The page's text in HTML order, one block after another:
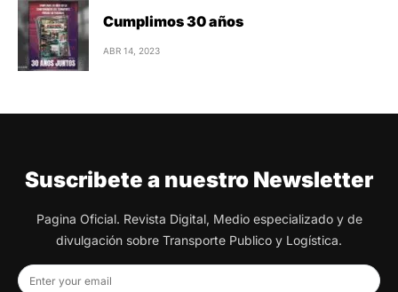
Cumplimos 30 años
ABR 14, 2023
Suscribete a nuestro Newsletter
Pagina Oficial. Revista Digital, Medio especializado y de
divulgación sobre Transporte Publico y Logística.